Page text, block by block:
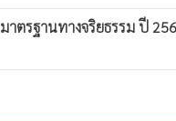
าตรฐานทางจริยธรรม ปี